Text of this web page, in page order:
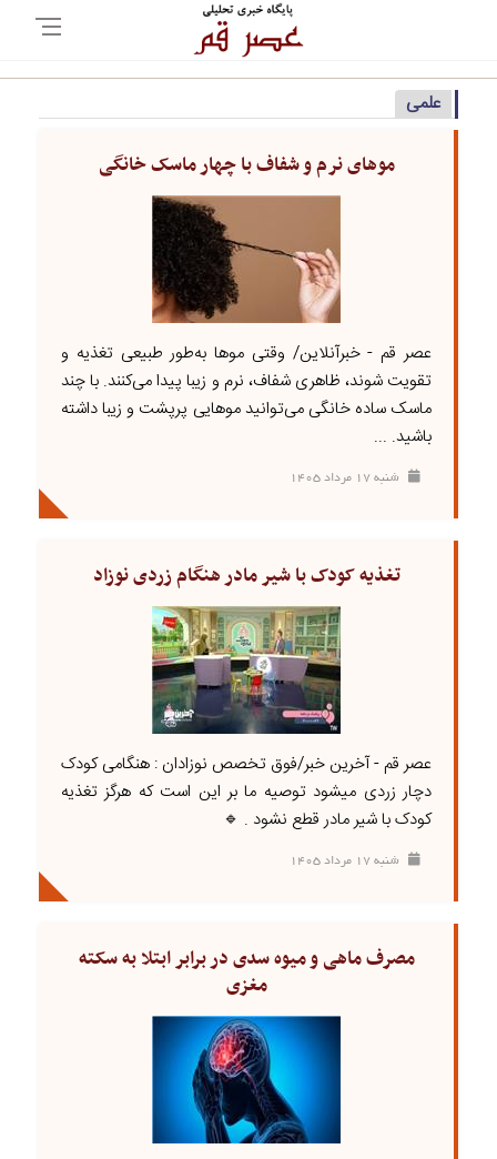
علمی
موهای نرم و شفاف با چهار ماسک خانگی
عصر قم - خبرآنلاین/ وقتی موها به‌طور طبیعی تغذیه و
تقویت شوند، ظاهری شفاف، نرم و زیبا پیدا می‌کنند. با چند
ماسک ساده خانگی می‌توانید موهایی پرپشت و زیبا داشته
باشید. ...
شنبه ۱۷ مرداد ۱۴۰۵
تغذیه کودک با شیر مادر هنگام زردی نوزاد
عصر قم - آخرین خبر/فوق تخصص نوزادان : هنگامی کودک
دچار زردی میشود توصیه ما بر این است که هرگز تغذیه
کودک با شیر مادر قطع نشود . 🔹
شنبه ۱۷ مرداد ۱۴۰۵
مصرف ماهی و میوه سدی در برابر ابتلا به سکته
مغزی